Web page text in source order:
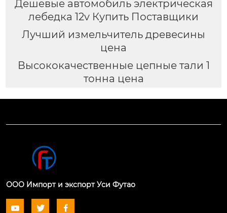
Дешевые автомобиль электрическая
лебедка 12v Купить Поставщики
Лучший измельчитель древесины
цена
Высококачественные цепные тали 1
тонна цена
ООО Импорт и экспорт Уси Футао
  